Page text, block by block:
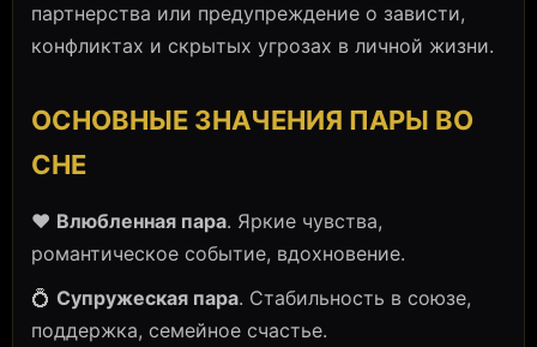
партнерства или предупреждение о зависти,
конфликтах и скрытых угрозах в личной жизни.
ОСНОВНЫЕ ЗНАЧЕНИЯ ПАРЫ ВО
СНЕ
❤️ Влюбленная пара. Яркие чувства,
романтическое событие, вдохновение.
💍 Супружеская пара. Стабильность в союзе,
поддержка, семейное счастье.